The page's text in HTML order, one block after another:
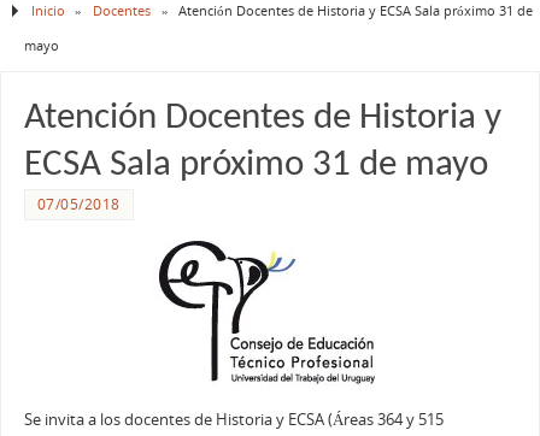
Inicio » Docentes »
Atención Docentes de Historia y ECSA Sala próximo 31 de
mayo
Atención Docentes de Historia y
ECSA Sala próximo 31 de mayo
07/05/2018
Se invita a los docentes de Historia y ECSA (Áreas 364 y 515